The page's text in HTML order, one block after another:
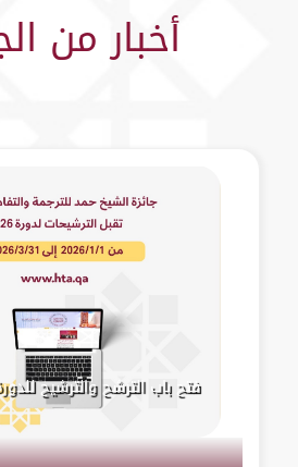
أخبار من
فتح باب الترشح والترشيح